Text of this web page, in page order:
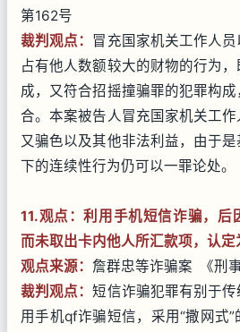
第162号
裁判观点： 冒充国家机关工作人
占有他人数额较大的财物的行为
成，又符合招摇撞骗罪的犯罪构
合。本案被告人冒充国家机关工
又骗色以及其他非法利益，由于
下的连续性行为仍可以一罪论处。
11.观点：利用手机短信诈骗，后
而未取出卡内他人所汇款项，认
观点来源： 詹群忠等诈骗案 《刑
裁判观点：短信诈骗犯罪有别于
用手机qf诈骗短信，采用“撒网式